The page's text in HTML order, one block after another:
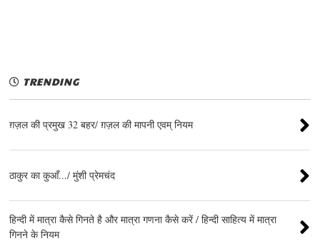
TRENDING
ग़ज़ल की प्रमुख 32 बहर/ ग़ज़ल की मापनी एवम् नियम
ठाकुर का कुआँ.../ मुंशी प्रेमचंद
हिन्दी में मात्रा कैसे गिनते है और मात्रा गणना कैसे करें / हिन्दी साहित्य में मात्रा
गिनने के नियम